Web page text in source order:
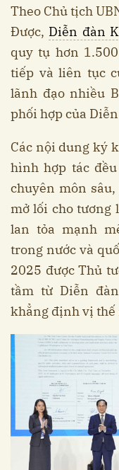
Theo Chủ tịch
Được, Diễn đàn
quy tụ hơn
tiếp và liên tục
lãnh đạo nhiều
phối hợp của
Các nội dung ký
hình hợp tác
chuyên môn
mở lối cho tương
lan tỏa mạnh
trong nước và
2025 được Thủ
tầm từ Diễn
khẳng định vị thế